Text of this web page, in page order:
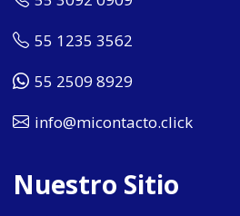
55 1235 3562
55 2509 8929
info@micontacto.click
Nuestro Sitio